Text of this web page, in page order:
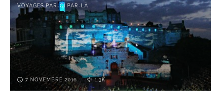
VOYAGES PAR-CI PAR-LÀ
7 NOVEMBRE 2016 1.3K